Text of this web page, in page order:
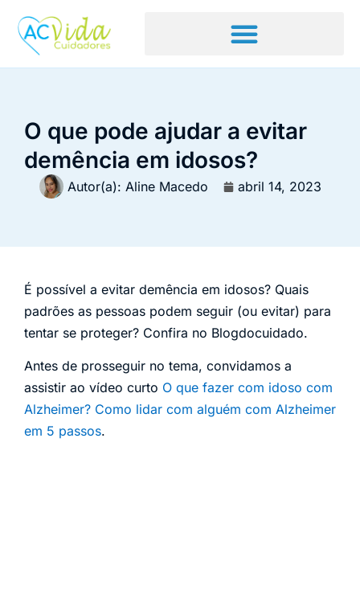
O que pode ajudar a evitar
demência em idosos?
Autor(a): Aline Macedo abril 14, 2023
É possível a evitar demência em idosos? Quais
padrões as pessoas podem seguir (ou evitar) para
tentar se proteger? Confira no Blogdocuidado.
Antes de prosseguir no tema, convidamos a
assistir ao vídeo curto O que fazer com idoso com
Alzheimer? Como lidar com alguém com Alzheimer
em 5 passos.